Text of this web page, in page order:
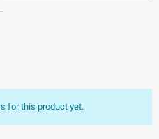
for this product yet.